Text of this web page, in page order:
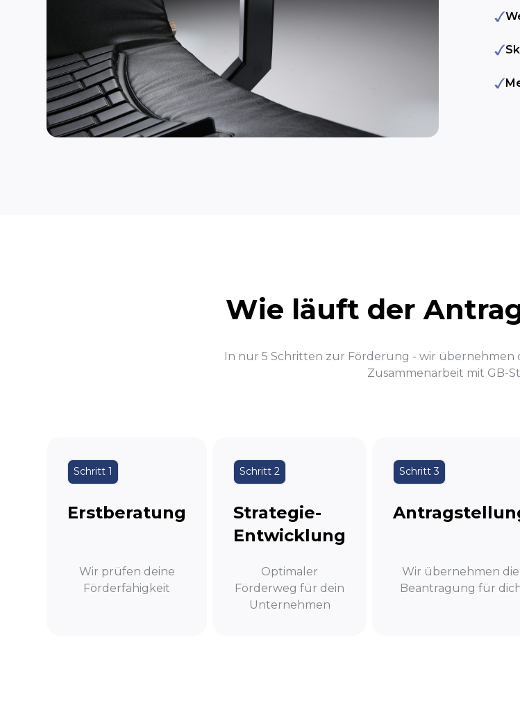
Wie läuft der
In nur 5 Schritten zur Förderung - wir übernehmen
Zusammenarbeit mit GB-
Schritt 1
Erstberatung
Wir prüfen deine
Förderfähigkeit
Schritt 2
Strategie-
Entwicklung
Optimaler
Förderweg für dein
Unternehmen
Schritt 3
Wir übernehmen die
Beantragung für